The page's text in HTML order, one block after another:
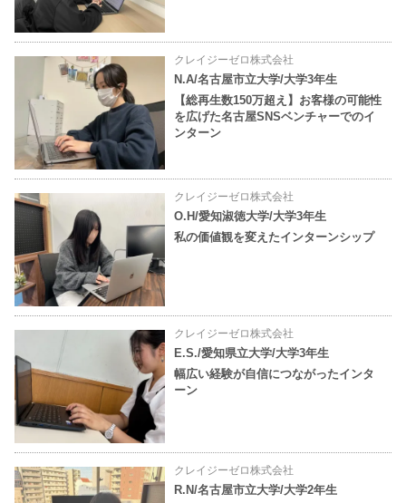
クレイジーゼロ株式会社
N.A/名古屋市立大学/大学3年生
【総再生数150万超え】お客様の可能性
を広げた名古屋SNSベンチャーでのイ
ンターン
クレイジーゼロ株式会社
O.H/愛知淑徳大学/大学3年生
私の価値観を変えたインターンシップ
クレイジーゼロ株式会社
E.S./愛知県立大学/大学3年生
幅広い経験が自信につながったインタ
ーン
クレイジーゼロ株式会社
R.N/名古屋市立大学/大学2年生